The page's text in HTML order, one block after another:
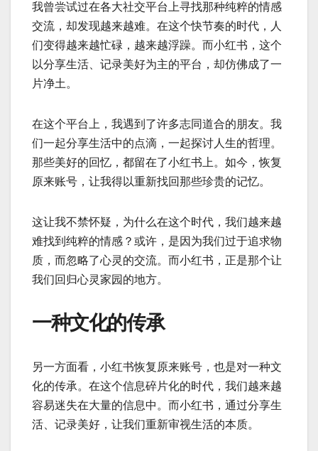
我曾尝试过在各大社交平台上寻找那种纯粹的情感
交流，却发现越来越难。在这个快节奏的时代，人
们变得越来越忙碌，越来越浮躁。而小红书，这个
以分享生活、记录美好为主的平台，却仿佛成了一
片净土。
在这个平台上，我遇到了许多志同道合的朋友。我
们一起分享生活中的点滴，一起探讨人生的哲理。
那些美好的回忆，都留在了小红书上。如今，恢复
原来账号，让我得以重新找回那些珍贵的记忆。
这让我不禁怀疑，为什么在这个时代，我们越来越
难找到纯粹的情感？或许，是因为我们过于追求物
质，而忽略了心灵的交流。而小红书，正是那个让
我们回归心灵家园的地方。
一种文化的传承
另一方面看，小红书恢复原来账号，也是对一种文
化的传承。在这个信息碎片化的时代，我们越来越
容易迷失在大量的信息中。而小红书，通过分享生
活、记录美好，让我们重新审视生活的本质。